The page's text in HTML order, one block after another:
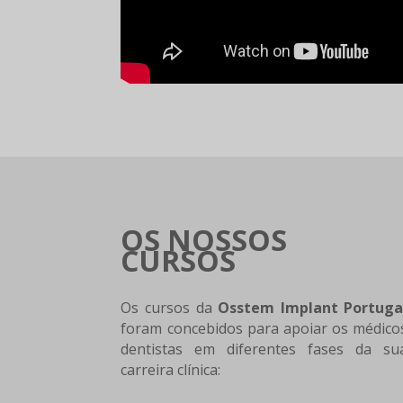
OS NOSSOS
CURSOS
Os cursos da Osstem Implant
foram concebidos para apoiar os
dentistas em diferentes fases da
carreira clínica: